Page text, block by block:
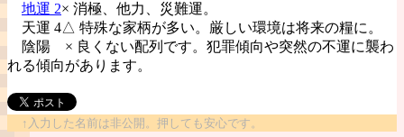
地運 2× 消極、他力、災難運。
天運 4△ 特殊な家柄が多い。厳しい環境は将来の糧に。
陰陽 × 良くない配列です。犯罪傾向や突然の不運に襲わ
れる傾向があります。
↑入力した名前は非公開。押しても安心です。